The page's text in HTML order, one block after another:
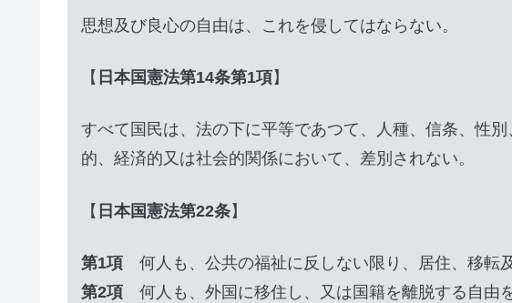
思想及び良心の自由は、これを侵してはならない。
【 日本国憲法第14条第1項】
すべて国民は、法の下に平等であつて、人種、信条、性
的、経済的又は社会的関係において、差別されない。
【 日本国憲法第22条】
第1項 何人も、公共の福祉に反しない限り、居住、移転
第2項 何人も、外国に移住し、又は国籍を離脱する自由